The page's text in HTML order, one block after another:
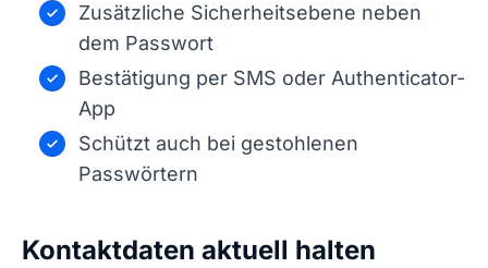
Zusätzliche Sicherheitsebene neben
dem Passwort
Bestätigung per SMS oder Authenticator-
App
Schützt auch bei gestohlenen
Passwörtern
Kontaktdaten aktuell halten